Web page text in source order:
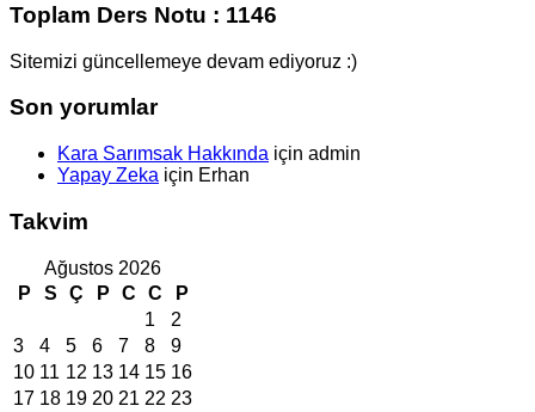
Toplam Ders Notu : 1146
Sitemizi güncellemeye devam ediyoruz :)
Son yorumlar
Kara Sarımsak Hakkında için admin
Yapay Zeka için Erhan
Takvim
Ağustos 2026
P
S Ç P C C
P
1
2
3
4 5 6 7 8
9
10 11 12 13 14 15 16
17 18 19 20 21 22 23